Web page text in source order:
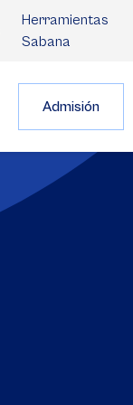
Herramientas
Sabana
Admisión